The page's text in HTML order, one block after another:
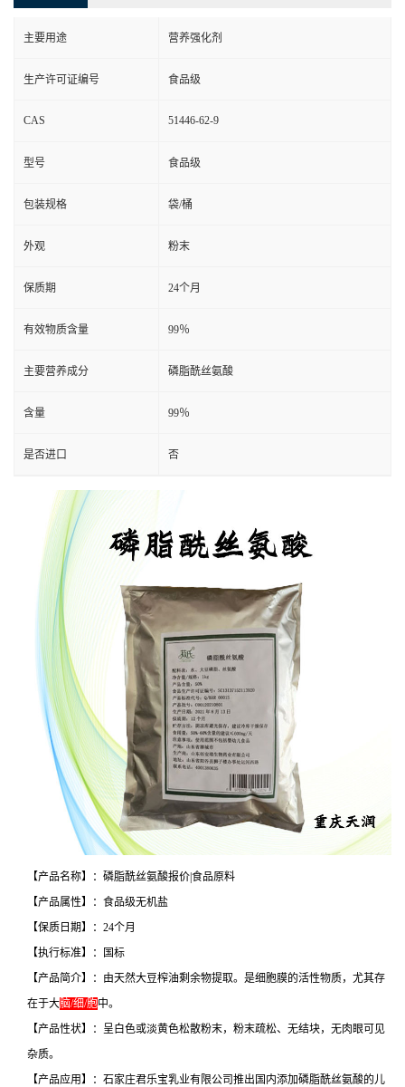
主要用途 营养强化剂
生产许可证编号 食品级
CAS 51446-62-9
型号 食品级
包装规格 袋/桶
外观 粉末
保质期 24个月
有效物质含量 99％
主要营养成分 磷脂酰丝氨酸
含量 99％
是否进口 否
【产品名称】：磷脂酰丝氨酸报价|食品原料
【产品属性】：食品级无机盐
【保质日期】：24个月
【执行标准】：国标
【产品简介】：由天然大豆榨油剩余物提取。是细胞膜的活性物质，尤其存
在于大脑/细/胞中。
【产品性状】：呈白色或淡黄色松散粉末，粉末疏松、无结块，无肉眼可见
杂质。
【产品应用】：石家庄君乐宝乳业有限公司推出国内添加磷脂酰丝氨酸的儿